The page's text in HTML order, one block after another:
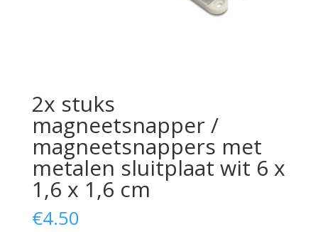
2x stuks
magneetsnapper /
magneetsnappers met
metalen sluitplaat wit 6 x
1,6 x 1,6 cm
€4.50